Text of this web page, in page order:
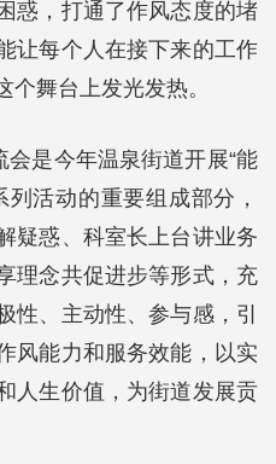
惑，打通了作风态度的堵
让每个人在接下来的工作
舞台上发光发热。
会是今年温泉街道开展“能
活动的重要组成部分，
疑惑、科室长上台讲业务
理念共促进步等形式，充
性、主动性、参与感，引
风能力和服务效能，以实
人生价值，为街道发展贡